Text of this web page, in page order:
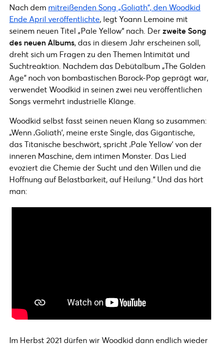
Nach dem mitreißenden Song „Goliath“, den Woodkid
Ende April veröffentlichte, legt Yoann Lemoine mit
seinem neuen Titel „Pale Yellow“ nach. Derzweite Song
des neuen Albums, das in diesem Jahr erscheinen soll,
dreht sich um Fragen zu den Themen Intimität und
Suchtreaktion. Nachdem das Debütalbum „The Golden
Age“ noch von bombastischen Barock-Pop geprägt war,
verwendet Woodkid in seinen zwei neu veröffentlichen
Songs vermehrt industrielle Klänge.
Woodkid selbst fasst seinen neuen Klang so zusammen:
„Wenn ‚Goliath‘, meine erste Single, das Gigantische,
das Titanische beschwört, spricht ‚Pale Yellow‘ von der
inneren Maschine, dem intimen Monster. Das Lied
evoziert die Chemie der Sucht und den Willen und die
Hoffnung auf Belastbarkeit, auf Heilung.“ Und das hört
man:
Im Herbst 2021 dürfen wir Woodkid dann endlich wieder